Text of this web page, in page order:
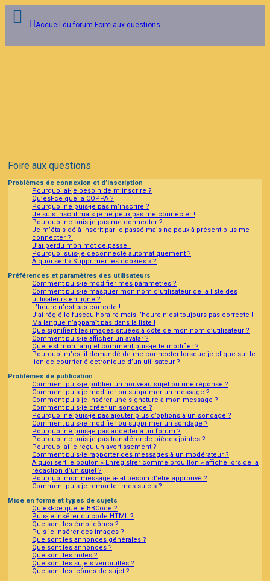
Accueil du forum Foire aux questions
Foire aux questions
Problèmes de connexion et d’inscription
Pourquoi ai-je besoin de m’inscrire ?
Qu’est-ce que la COPPA ?
Pourquoi ne puis-je pas m’inscrire ?
Je suis inscrit mais je ne peux pas me connecter !
Pourquoi ne puis-je pas me connecter ?
Je m’étais déjà inscrit par le passé mais ne peux à présent plus me
connecter ?!
J’ai perdu mon mot de passe !
Pourquoi suis-je déconnecté automatiquement ?
À quoi sert « Supprimer les cookies » ?
Préférences et paramètres des utilisateurs
Comment puis-je modifier mes paramètres ?
Comment puis-je masquer mon nom d’utilisateur de la liste des
utilisateurs en ligne ?
L’heure n’est pas correcte !
J’ai réglé le fuseau horaire mais l’heure n’est toujours pas correcte !
Ma langue n’apparaît pas dans la liste !
Que signifient les images situées à côté de mon nom d’utilisateur ?
Comment puis-je afficher un avatar ?
Quel est mon rang et comment puis-je le modifier ?
Pourquoi m’est-il demandé de me connecter lorsque je clique sur le
lien de courrier électronique d’un utilisateur ?
Problèmes de publication
Comment puis-je publier un nouveau sujet ou une réponse ?
Comment puis-je modifier ou supprimer un message ?
Comment puis-je insérer une signature à mon message ?
Comment puis-je créer un sondage ?
Pourquoi ne puis-je pas ajouter plus d’options à un sondage ?
Comment puis-je modifier ou supprimer un sondage ?
Pourquoi ne puis-je pas accéder à un forum ?
Pourquoi ne puis-je pas transférer de pièces jointes ?
Pourquoi ai-je reçu un avertissement ?
Comment puis-je rapporter des messages à un modérateur ?
À quoi sert le bouton « Enregistrer comme brouillon » affiché lors de la
rédaction d’un sujet ?
Pourquoi mon message a-t-il besoin d’être approuvé ?
Comment puis-je remonter mes sujets ?
Mise en forme et types de sujets
Qu’est-ce que le BBCode ?
Puis-je insérer du code HTML ?
Que sont les émoticônes ?
Puis-je insérer des images ?
Que sont les annonces générales ?
Que sont les annonces ?
Que sont les notes ?
Que sont les sujets verrouillés ?
Que sont les icônes de sujet ?